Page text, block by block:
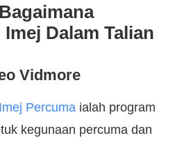
Dalam Talian
Vidmore
Percuma ialah program
kegunaan percuma dan